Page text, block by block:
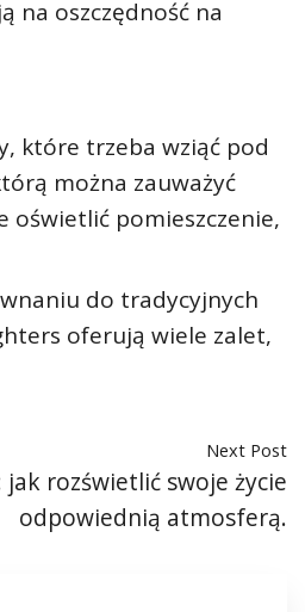
na oszczędność na
które trzeba wziąć pod
można zauważyć
oświetlić pomieszczenie,
do tradycyjnych
oferują wiele zalet,
Next Post
jak rozświetlić swoje życie
odpowiednią atmosferą.